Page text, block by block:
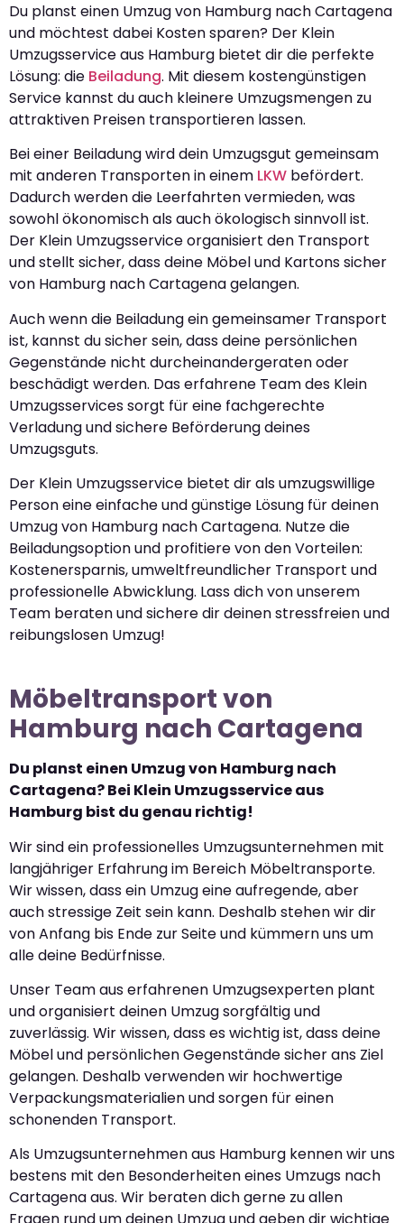
Du planst einen Umzug von Hamburg nach Cartagena
und möchtest dabei Kosten sparen? Der Klein
Umzugsservice aus Hamburg bietet dir die perfekte
Lösung: die Beiladung. Mit diesem kostengünstigen
Service kannst du auch kleinere Umzugsmengen zu
attraktiven Preisen transportieren lassen.
Bei einer Beiladung wird dein Umzugsgut gemeinsam
mit anderen Transporten in einem LKW befördert.
Dadurch werden die Leerfahrten vermieden, was
sowohl ökonomisch als auch ökologisch sinnvoll ist.
Der Klein Umzugsservice organisiert den Transport
und stellt sicher, dass deine Möbel und Kartons sicher
von Hamburg nach Cartagena gelangen.
Auch wenn die Beiladung ein gemeinsamer Transport
ist, kannst du sicher sein, dass deine persönlichen
Gegenstände nicht durcheinandergeraten oder
beschädigt werden. Das erfahrene Team des Klein
Umzugsservices sorgt für eine fachgerechte
Verladung und sichere Beförderung deines
Umzugsguts.
Der Klein Umzugsservice bietet dir als umzugswillige
Person eine einfache und günstige Lösung für deinen
Umzug von Hamburg nach Cartagena. Nutze die
Beiladungsoption und profitiere von den Vorteilen:
Kostenersparnis, umweltfreundlicher Transport und
professionelle Abwicklung. Lass dich von unserem
Team beraten und sichere dir deinen stressfreien und
reibungslosen Umzug!
Möbeltransport von
Hamburg nach Cartagena
Du planst einen Umzug von Hamburg nach
Cartagena? Bei Klein Umzugsservice aus
Hamburg bist du genau richtig!
Wir sind ein professionelles Umzugsunternehmen mit
langjähriger Erfahrung im Bereich Möbeltransporte.
Wir wissen, dass ein Umzug eine aufregende, aber
auch stressige Zeit sein kann. Deshalb stehen wir dir
von Anfang bis Ende zur Seite und kümmern uns um
alle deine Bedürfnisse.
Unser Team aus erfahrenen Umzugsexperten plant
und organisiert deinen Umzug sorgfältig und
zuverlässig. Wir wissen, dass es wichtig ist, dass deine
Möbel und persönlichen Gegenstände sicher ans Ziel
gelangen. Deshalb verwenden wir hochwertige
Verpackungsmaterialien und sorgen für einen
schonenden Transport.
Als Umzugsunternehmen aus Hamburg kennen wir uns
bestens mit den Besonderheiten eines Umzugs nach
Cartagena aus. Wir beraten dich gerne zu allen